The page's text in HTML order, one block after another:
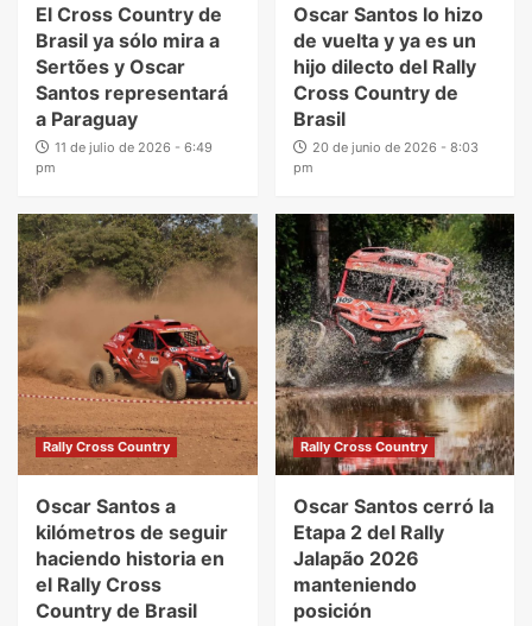
El Cross Country de
Brasil ya sólo mira a
Sertões y Oscar
Santos representará
a Paraguay
11 de julio de 2026 - 6:49
pm
Oscar Santos lo hizo
de vuelta y ya es un
hijo dilecto del Rally
Cross Country de
Brasil
20 de junio de 2026 - 8:03
pm
Rally Cross Country
Oscar Santos a
kilómetros de seguir
haciendo historia en
el Rally Cross
Country de Brasil
Rally Cross Country
Oscar Santos cerró la
Etapa 2 del Rally
Jalapão 2026
manteniendo
posición